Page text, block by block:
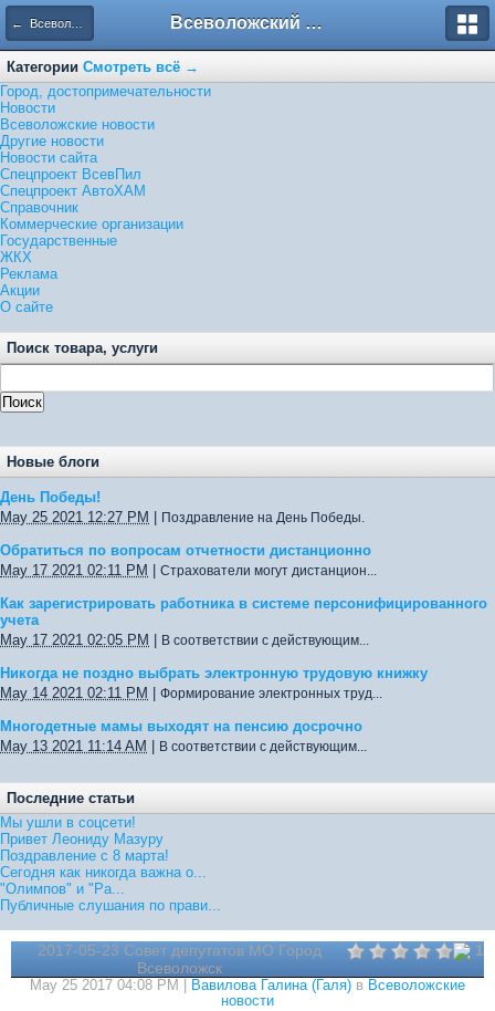
← Всеволожские новости Всеволожский форум
Категории Смотреть всё →
Город, достопримечательности
Новости
Всеволожские новости
Другие новости
Новости сайта
Спецпроект ВсевПил
Спецпроект АвтоХАМ
Справочник
Коммерческие организации
Государственные
ЖКХ
Реклама
Акции
О сайте
Поиск товара, услуги
Новые блоги
День Победы!
May 25 2021 12:27 PM
Поздравление на День Победы.
Обратиться по вопросам отчетности дистанционно
May 17 2021 02:11 PM
Страхователи могут дистанцион...
Как зарегистрировать работника в системе персонифицированного
учета
May 17 2021 02:05 PM
В соответствии с действующим...
Никогда не поздно выбрать электронную трудовую книжку
May 14 2021 02:11 PM
Формирование электронных труд...
Многодетные мамы выходят на пенсию досрочно
May 13 2021 11:14 AM
В соответствии с действующим...
Последние статьи
Мы ушли в соцсети!
Привет Леониду Мазуру
Поздравление с 8 марта!
Сегодня как никогда важна о...
"Олимпов" и "Ра...
Публичные слушания по прави...
1
2017-05-23 Совет депутатов МО Город
Всеволожск
May 25 2017 04:08 PM | Вавилова Галина (Галя) в Всеволожские
новости